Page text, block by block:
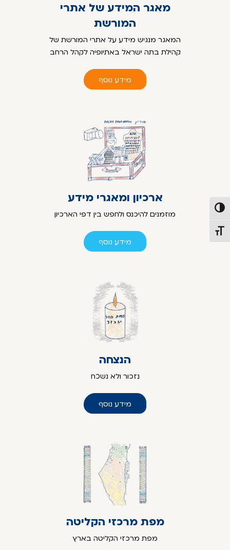
הפעל/כבה ניגודיות גבוהה
מתג גודל גופן
מאגר המידע של אתרי
המורשת
המאגר מנגיש מידע על אתרי המורשת של
קהילת בתה ישראל באתיופיה לקהל הרחב
מידע נוסף
ארכיון ומאגרי מידע
מוזמנים להיכנס ולחפש בין דפי הארכיון
מידע נוסף
הנצחה
נזכור ולא נשכח
מידע נוסף
מפת מרכזי הקליטה
מפת מרכזי הקליטה בארץ